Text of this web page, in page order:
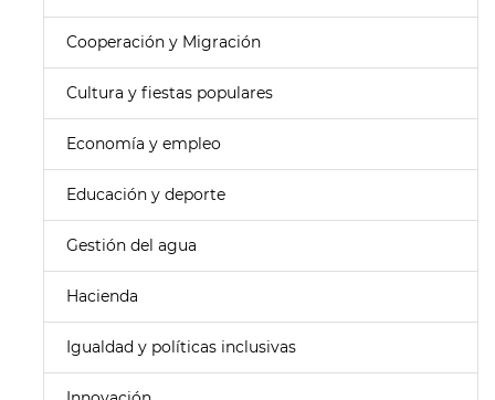
Cooperación y Migración
Cultura y fiestas populares
Economía y empleo
Educación y deporte
Gestión del agua
Hacienda
Igualdad y políticas inclusivas